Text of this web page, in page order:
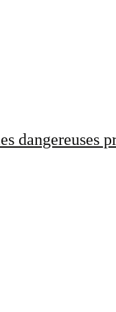
dangereuses